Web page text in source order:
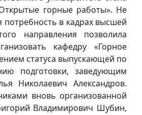
горные работы». Не
в кадрах высшей
направления позволила
кафедру «Горное
статуса выпускающей по
подготовки, заведующим
Николаевич Александров.
вновь организованной
Владимирович Шубин,